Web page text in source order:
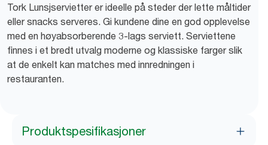
Tork Lunsjservietter er ideelle på steder der lette måltider
eller snacks serveres. Gi kundene dine en god opplevelse
med en høyabsorberende 3-lags serviett. Serviettene
finnes i et bredt utvalg moderne og klassiske farger slik
at de enkelt kan matches med innredningen i
restauranten.
Produktspesifikasjoner